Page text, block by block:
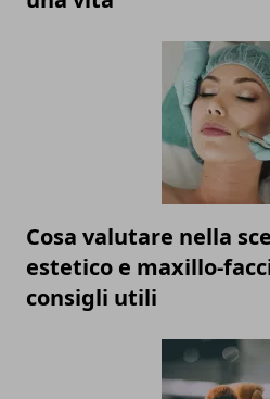
Cosa valutare nella
estetico e maxillo-
consigli utili